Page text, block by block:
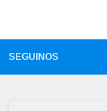
SEGUINOS